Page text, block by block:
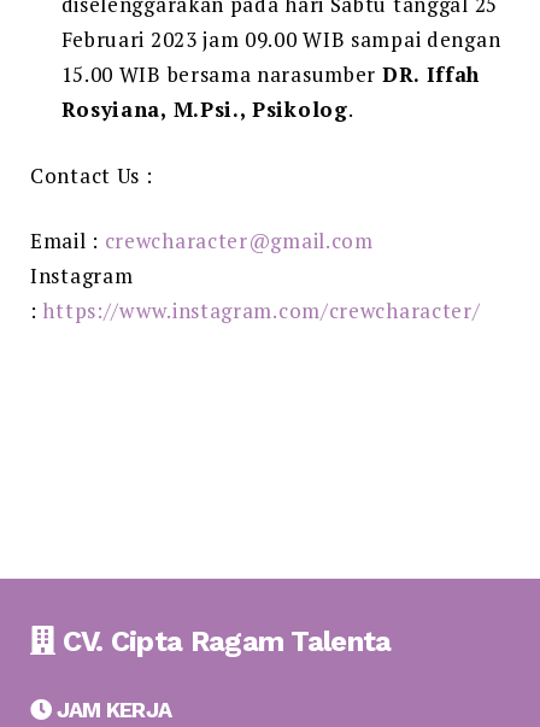
Februari 2023 jam 09.00 WIB sampai dengan
15.00 WIB bersama narasumber DR. Iffah
Rosyiana, M.Psi., Psikolog.
Contact Us :
Email : crewcharacter@gmail.com
Instagram
: https://www.instagram.com/crewcharacter/
CV. Cipta Ragam Talenta
JAM KERJA